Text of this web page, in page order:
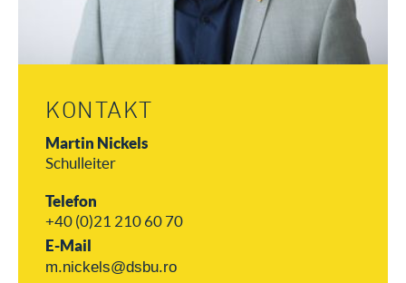
KONTAKT
Martin Nickels
Schulleiter
Telefon
+40 (0)21 210 60 70
E-Mail
m.nickels@dsbu.ro